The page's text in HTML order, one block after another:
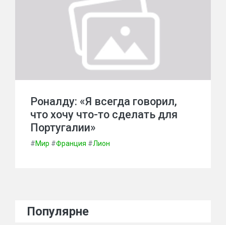
Роналду: «Я всегда говорил,
что хочу что-то сделать для
Португалии»
#Мир #Франция #Лион
Популярне